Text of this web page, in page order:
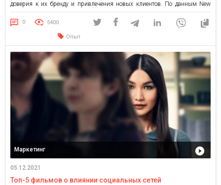
доверия к их бренду и привлечения новых клиентов. По данным New
York Times, 65% всего нового бизнеса приходится на рефералов. Это
означает, что в среднем две трети потребителей совершают покупки,
потому что кто-то из их знакомых порекомендовал […]
0 5400
Опыт
Маркетинг
05.12.2021
Топ-5 фильмов о влиянии социальных сетей